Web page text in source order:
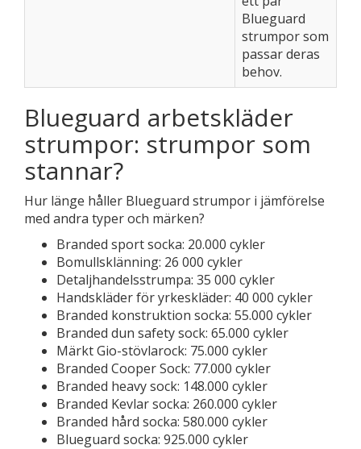
Blueguard
strumpor som
passar deras
behov.
Blueguard arbetskläder
strumpor: strumpor som
stannar?
Hur länge håller Blueguard strumpor i jämförelse
med andra typer och märken?
Branded sport socka: 20.000 cykler
Bomullsklänning: 26 000 cykler
Detaljhandelsstrumpa: 35 000 cykler
Handskläder för yrkeskläder: 40 000 cykler
Branded konstruktion socka: 55.000 cykler
Branded dun safety sock: 65.000 cykler
Märkt Gio-stövlarock: 75.000 cykler
Branded Cooper Sock: 77.000 cykler
Branded heavy sock: 148.000 cykler
Branded Kevlar socka: 260.000 cykler
Branded hård socka: 580.000 cykler
Blueguard socka: 925.000 cykler